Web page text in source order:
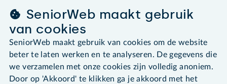
leden@seniorweb.nl
©2026 SeniorWeb
SeniorWeb maakt gebruik
van cookies
SeniorWeb maakt gebruik van cookies om de website
beter te laten werken en te analyseren. De gegevens die
we verzamelen met onze cookies zijn volledig anoniem.
Door op 'Akkoord' te klikken ga je akkoord met het